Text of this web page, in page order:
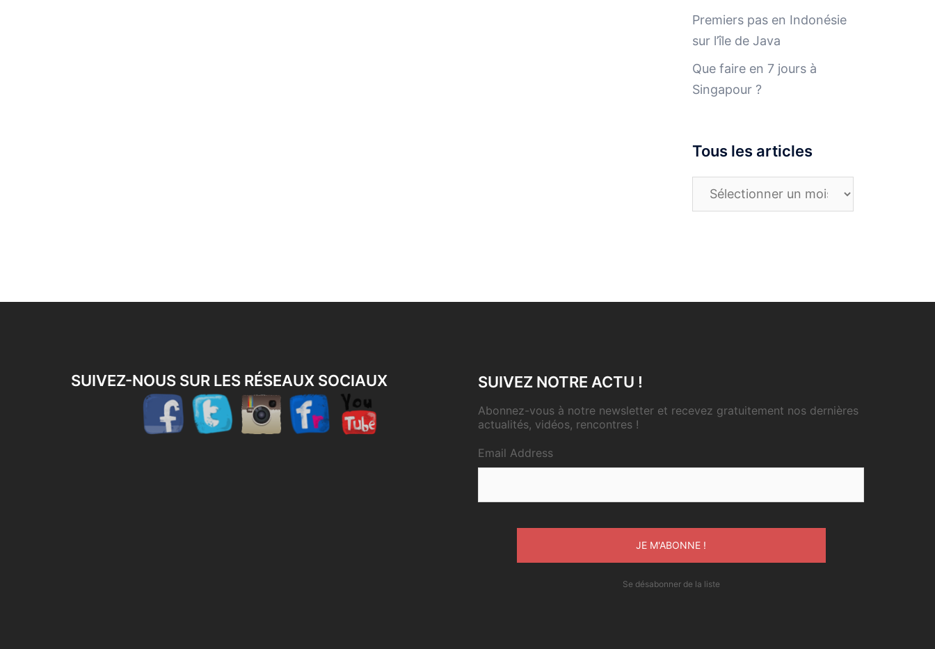
Premiers pas en Indonésie
sur l’île de Java
Que faire en 7 jours à
Singapour ?
Tous les articles
Tous
SUIVEZ-NOUS SUR LES RÉSEAUX SOCIAUX SUIVEZ NOTRE ACTU !
Abonnez-vous à notre newsletter et recevez gratuitement nos dernières
actualités, vidéos, rencontres !
Email Address
Se désabonner de la liste